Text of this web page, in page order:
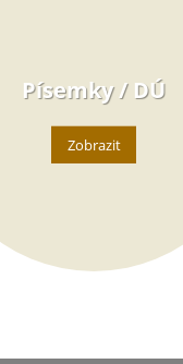
Písemky / DÚ
Zobrazit